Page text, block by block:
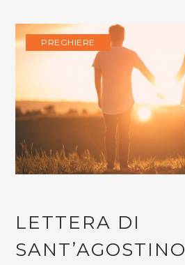
PREGHIERE
LETTERA DI
SANT’AGOSTINO